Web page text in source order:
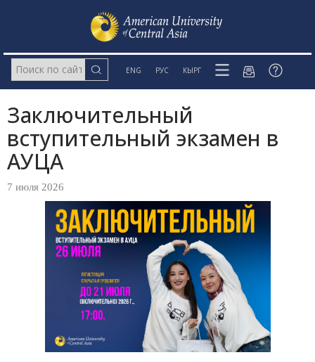
ENG РУС КЫРГ
Заключительный
вступительный экзамен в
АУЦА
7 июля 2026